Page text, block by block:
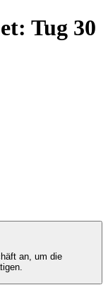
Tug 30
an, um die